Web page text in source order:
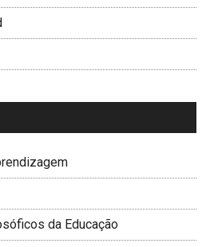
da Educação